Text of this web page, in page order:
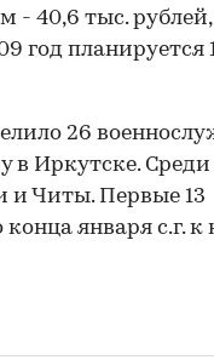
- 40,6 тыс.
год планируется
26
в Иркутске.
и Читы. Первые 13
января с.г. к